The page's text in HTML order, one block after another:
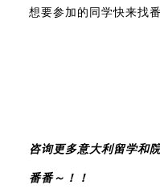
想要参加的同学快来找
咨询更多意大利留学和
番番～！！